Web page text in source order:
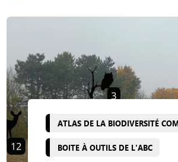
ATLAS DE LA BIODIVERSITÉ
BOITE À OUTILS DE L'ABC